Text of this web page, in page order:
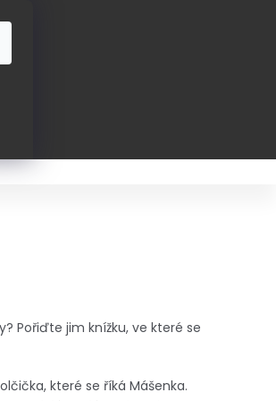
Pořiďte jim knížku, ve které se
které se říká Mášenka.